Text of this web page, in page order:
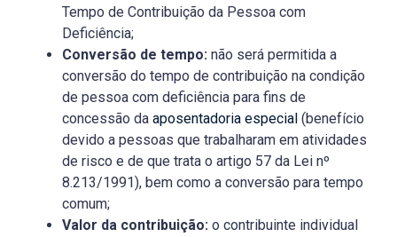
Tempo de Contribuição da Pessoa com
Deficiência;
Conversão de tempo: não será permitida a
conversão do tempo de contribuição na condição
de pessoa com deficiência para fins de
concessão da aposentadoria especial (benefício
devido a pessoas que trabalharam em atividades
de risco e de que trata o artigo 57 da Lei nº
8.213/1991), bem como a conversão para tempo
comum;
Valor da contribuição: o contribuinte individual